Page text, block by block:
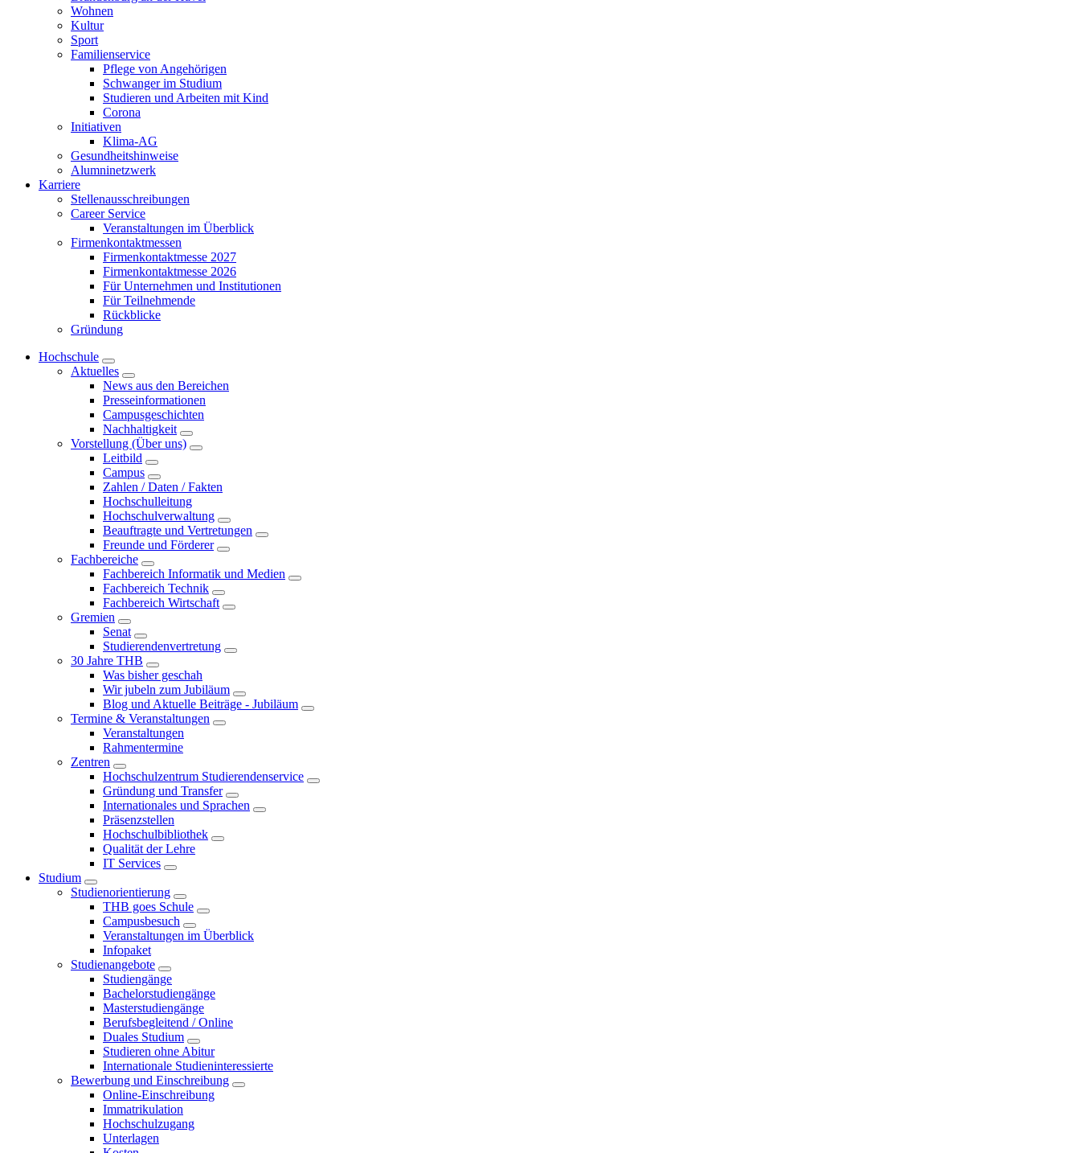
Wohnen
Kultur
Sport
Familienservice
Pflege von Angehörigen
Schwanger im Studium
Studieren und Arbeiten mit Kind
Corona
Initiativen
Klima-AG
Gesundheitshinweise
Alumninetzwerk
Karriere
Stellenausschreibungen
Career Service
Veranstaltungen im Überblick
Firmenkontaktmessen
Firmenkontaktmesse 2027
Firmenkontaktmesse 2026
Für Unternehmen und Institutionen
Für Teilnehmende
Rückblicke
Gründung
Hochschule
Aktuelles
News aus den Bereichen
Presseinformationen
Campusgeschichten
Nachhaltigkeit
Vorstellung (Über uns)
Leitbild
Campus
Zahlen / Daten / Fakten
Hochschulleitung
Hochschulverwaltung
Beauftragte und Vertretungen
Freunde und Förderer
Fachbereiche
Fachbereich Informatik und Medien
Fachbereich Technik
Fachbereich Wirtschaft
Gremien
Senat
Studierendenvertretung
30 Jahre THB
Was bisher geschah
Wir jubeln zum Jubiläum
Blog und Aktuelle Beiträge - Jubiläum
Termine & Veranstaltungen
Veranstaltungen
Rahmentermine
Zentren
Hochschulzentrum Studierendenservice
Gründung und Transfer
Internationales und Sprachen
Präsenzstellen
Hochschulbibliothek
Qualität der Lehre
IT Services
Studium
Studienorientierung
THB goes Schule
Campusbesuch
Veranstaltungen im Überblick
Infopaket
Studienangebote
Studiengänge
Bachelorstudiengänge
Masterstudiengänge
Berufsbegleitend / Online
Duales Studium
Studieren ohne Abitur
Internationale Studieninteressierte
Bewerbung und Einschreibung
Online-Einschreibung
Immatrikulation
Hochschulzugang
Unterlagen